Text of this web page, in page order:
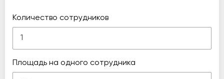
Количество сотрудников
Площадь на одного сотрудника